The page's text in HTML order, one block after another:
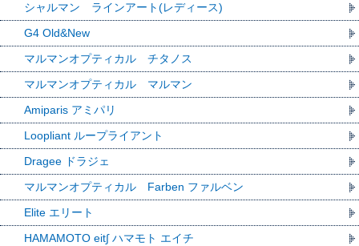
シャルマン ラインアート(レディース)
G4 Old&New
マルマンオプティカル チタノス
マルマンオプティカル マルマン
Amiparis アミパリ
Loopliant ループライアント
Dragee ドラジェ
マルマンオプティカル Farben ファルベン
Elite エリート
HAMAMOTO eit∫ ハマモト エイチ